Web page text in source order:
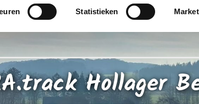
informatie, zie onze privacyverklaring.
informatie:
|Impressum
Statistieken
Hollager